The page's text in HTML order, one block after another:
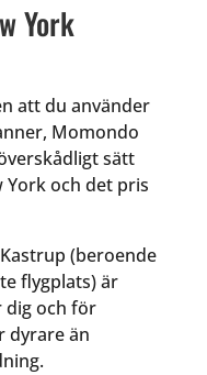
York
att du använder
Momondo
sätt
York och det pris
(beroende
flygplats) är
dig och för
dyrare än